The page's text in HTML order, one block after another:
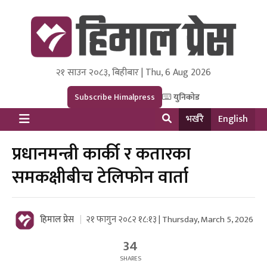
Himal Press
Dot NewsyNepal Media and Research Pvt Ltd.
२१ साउन २०८३, बिहीबार | Thu, 6 Aug 2026
Subscribe Himalpress युनिकोड
भर्खरै English
प्रधानमन्त्री कार्की र कतारका
समकक्षीबीच टेलिफोन वार्ता
हिमाल प्रेस २१ फागुन २०८२ १८:१३ | Thursday, March 5, 2026
34
SHARES